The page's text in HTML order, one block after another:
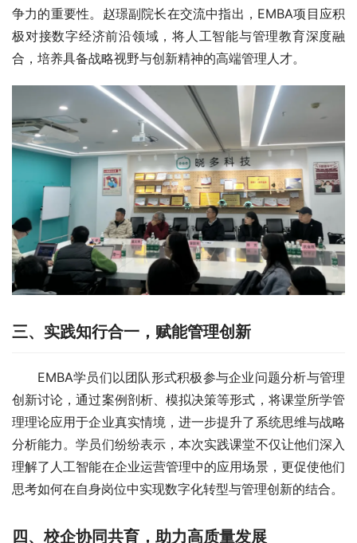
争力的重要性。赵璟副院长在交流中指出，EMBA项目应积
极对接数字经济前沿领域，将人工智能与管理教育深度融
合，培养具备战略视野与创新精神的高端管理人才。
三、实践知行合一，赋能管理创新
EMBA学员们以团队形式积极参与企业问题分析与管理
创新讨论，通过案例剖析、模拟决策等形式，将课堂所学管
理理论应用于企业真实情境，进一步提升了系统思维与战略
分析能力。学员们纷纷表示，本次实践课堂不仅让他们深入
理解了人工智能在企业运营管理中的应用场景，更促使他们
思考如何在自身岗位中实现数字化转型与管理创新的结合。
四、校企协同共育，助力高质量发展